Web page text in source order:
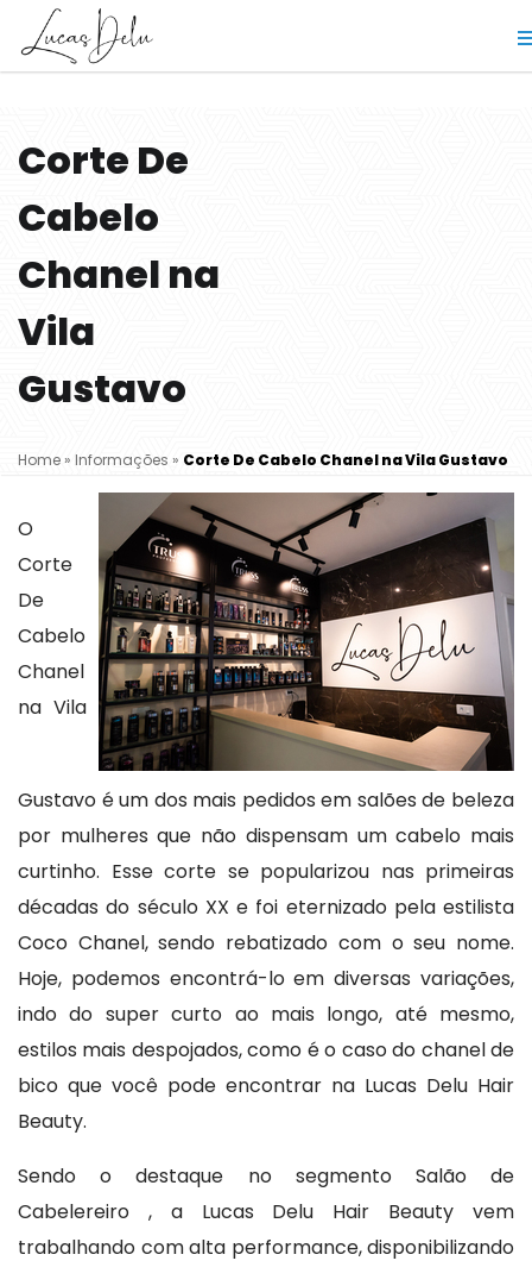
Corte De
Cabelo
Chanel na
Vila
Gustavo
Home» Informações » Corte De Cabelo Chanel na Vila Gustavo
O
Corte
De
Cabelo
Chanel
na Vila
Gustavo é um dos mais pedidos em salões de beleza
por mulheres que não dispensam um cabelo mais
curtinho. Esse corte se popularizou nas primeiras
décadas do século XX e foi eternizado pela estilista
Coco Chanel, sendo rebatizado com o seu nome.
Hoje, podemos encontrá-lo em diversas variações,
indo do super curto ao mais longo, até mesmo,
estilos mais despojados, como é o caso do chanel de
bico que você pode encontrar na Lucas Delu Hair
Beauty.
Sendo o destaque no segmento Salão de
Cabelereiro , a Lucas Delu Hair Beauty vem
trabalhando com alta performance, disponibilizando